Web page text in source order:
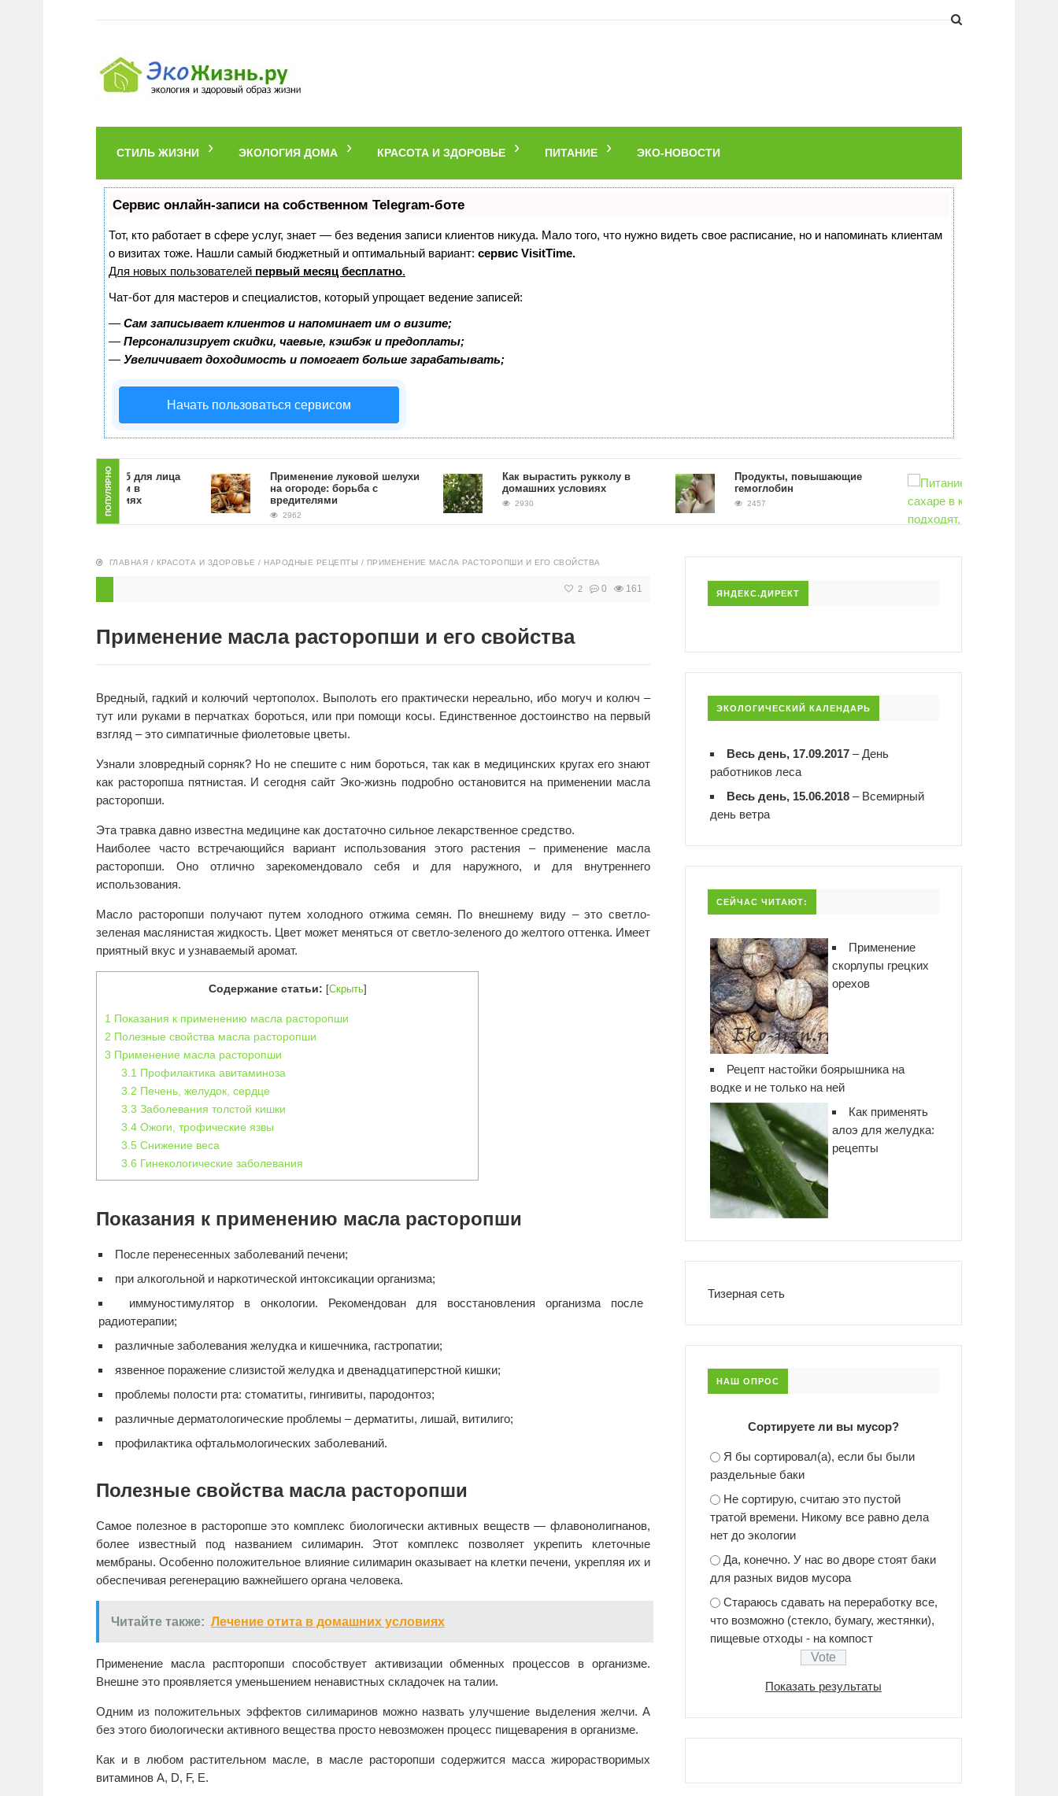
СТИЛЬ ЖИЗНИ ЭКОЛОГИЯ ДОМА КРАСОТА И ЗДОРОВЬЕ ПИТАНИЕ ЭКО-НОВОСТИ
Сервис онлайн-записи на собственном Telegram-боте
Тот, кто работает в сфере услуг, знает — без ведения записи клиентов никуда. Мало того, что нужно видеть свое расписание, но и напоминать клиентам
о визитах тоже. Нашли самый бюджетный и оптимальный вариант: сервис VisitTime.
Для новых пользователей первый месяц бесплатно.
Чат-бот для мастеров и специалистов, который упрощает ведение записей:
— Сам записывает клиентов и напоминает им о визите;
— Персонализирует скидки, чаевые, кэшбэк и предоплаты;
— Увеличивает доходимость и помогает больше зарабатывать;
Начать пользоваться сервисом
ПОПУЛЯРНО
Как сделать скраб для лица
из кофейной гущи в
домашних условиях
Применение луковой шелухи
на огороде: борьба с
вредителями
2962
Как вырастить рукколу в
домашних условиях
2930
Продукты, повышающие
гемоглобин
2457
ГЛАВНАЯ / КРАСОТА И ЗДОРОВЬЕ / НАРОДНЫЕ РЕЦЕПТЫ / ПРИМЕНЕНИЕ МАСЛА РАСТОРОПШИ И ЕГО СВОЙСТВА
2 0 161
Применение масла расторопши и его свойства
Вредный, гадкий и колючий чертополох. Выполоть его практически нереально, ибо могуч и колюч –
тут или руками в перчатках бороться, или при помощи косы. Единственное достоинство на первый
взгляд – это симпатичные фиолетовые цветы.
Узнали зловредный сорняк? Но не спешите с ним бороться, так как в медицинских кругах его знают
как расторопша пятнистая. И сегодня сайт Эко-жизнь подробно остановится на применении масла
расторопши.
Эта травка давно известна медицине как достаточно сильное лекарственное средство.
Наиболее часто встречающийся вариант использования этого растения – применение масла
расторопши. Оно отлично зарекомендовало себя и для наружного, и для внутреннего
использования.
Масло расторопши получают путем холодного отжима семян. По внешнему виду – это светло-
зеленая маслянистая жидкость. Цвет может меняться от светло-зеленого до желтого оттенка. Имеет
приятный вкус и узнаваемый аромат.
Содержание статьи: [Скрыть]
1 Показания к применению масла расторопши
2 Полезные свойства масла расторопши
3 Применение масла расторопши
3.1 Профилактика авитаминоза
3.2 Печень, желудок, сердце
3.3 Заболевания толстой кишки
3.4 Ожоги, трофические язвы
3.5 Снижение веса
3.6 Гинекологические заболевания
Показания к применению масла расторопши
После перенесенных заболеваний печени;
при алкогольной и наркотической интоксикации организма;
иммуностимулятор в онкологии. Рекомендован для восстановления организма после
радиотерапии;
различные заболевания желудка и кишечника, гастропатии;
язвенное поражение слизистой желудка и двенадцатиперстной кишки;
проблемы полости рта: стоматиты, гингивиты, пародонтоз;
различные дерматологические проблемы – дерматиты, лишай, витилиго;
профилактика офтальмологических заболеваний.
Полезные свойства масла расторопши
Самое полезное в расторопше это комплекс биологически активных веществ — флавонолигнанов,
более известный под названием силимарин. Этот комплекс позволяет укрепить клеточные
мембраны. Особенно положительное влияние силимарин оказывает на клетки печени, укрепляя их и
обеспечивая регенерацию важнейшего органа человека.
Читайте также: Лечение отита в домашних условиях
Применение масла распторопши способствует активизации обменных процессов в организме.
Внешне это проявляется уменьшением ненавистных складочек на талии.
Одним из положительных эффектов силимаринов можно назвать улучшение выделения желчи. А
без этого биологически активного вещества просто невозможен процесс пищеварения в организме.
Как и в любом растительном масле, в масле расторопши содержится масса жирорастворимых
витаминов A, D, F, E.
ЯНДЕКС.ДИРЕКТ
ЭКОЛОГИЧЕСКИЙ КАЛЕНДАРЬ
Весь день, 17.09.2017 –День
работников леса
Весь день, 15.06.2018 – Всемирный
день ветра
СЕЙЧАС ЧИТАЮТ:
Применение
скорлупы грецких
орехов
Рецепт настойки боярышника на
водке и не только на ней
Как применять
алоэ для желудка:
рецепты
Тизерная сеть
НАШ ОПРОС
Сортируете ли вы мусор?
Я бы сортировал(а), если бы были
раздельные баки
Не сортирую, считаю это пустой
тратой времени. Никому все равно дела
нет до экологии
Да, конечно. У нас во дворе стоят баки
для разных видов мусора
Стараюсь сдавать на переработку все,
что возможно (стекло, бумагу, жестянки),
пищевые отходы - на компост
Показать результаты